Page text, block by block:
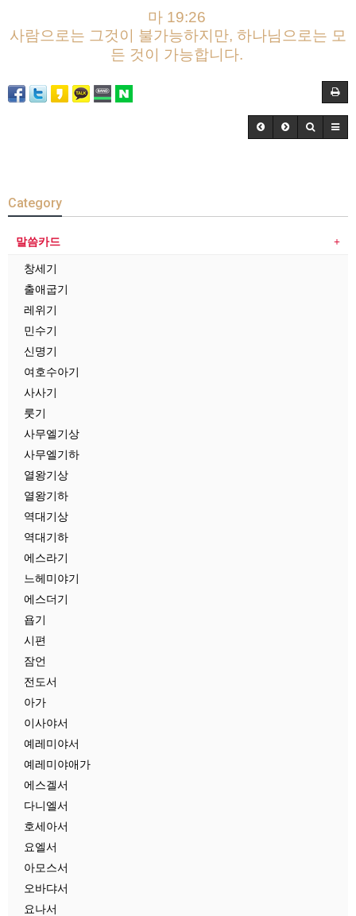
마 19:26
사람으로는 그것이 불가능하지만, 하나님으로는 모
든 것이 가능합니다.
Category
말씀카드
창세기
출애굽기
레위기
민수기
신명기
여호수아기
사사기
룻기
사무엘기상
사무엘기하
열왕기상
열왕기하
역대기상
역대기하
에스라기
느헤미야기
에스더기
욥기
시편
잠언
전도서
아가
이사야서
예레미야서
예레미야애가
에스겔서
다니엘서
호세아서
요엘서
아모스서
오바댜서
요나서